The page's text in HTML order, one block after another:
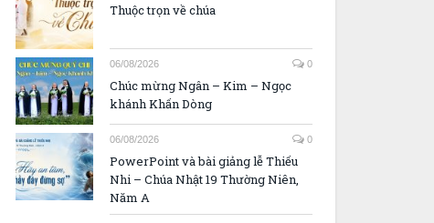
Thuộc trọn về chúa
06/08/2026 0
Chúc mừng Ngân – Kim – Ngọc
khánh Khấn Dòng
06/08/2026 0
PowerPoint và bài giảng lễ Thiếu
Nhi – Chúa Nhật 19 Thường Niên,
Năm A